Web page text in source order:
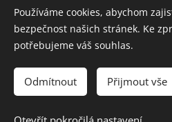
Používáme cookies, abychom
bezpečnost našich stránek. Ke
potřebujeme váš souhlas.
Odmítnout Přijmout vše